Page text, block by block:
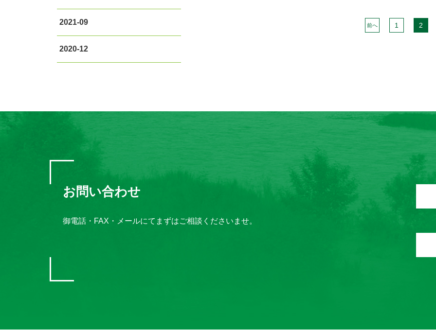
前へ 1 2
2021-09
2020-12
お問い合わせ
御電話・FAX・メールにてまずはご相談くださいませ。